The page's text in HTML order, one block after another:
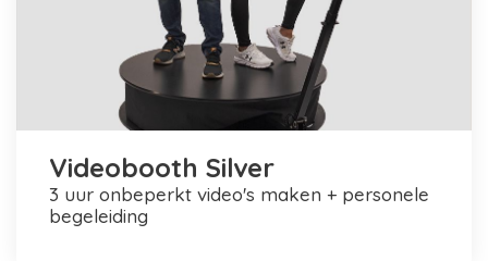
Videobooth Silver
3 uur onbeperkt video's maken + personele
begeleiding